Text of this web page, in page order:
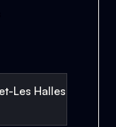
Les Halles